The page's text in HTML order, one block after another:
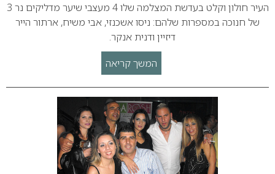
העיר חולון וקלט בעדשת המצלמה שלו 4 מעצבי שיער מדליקים נר 3
של חנוכה במספרות שלהם: ניסו אשכנזי, אבי משיח, ארתור הייר
דיזיין ודנית אנקר.
המשך קריאה